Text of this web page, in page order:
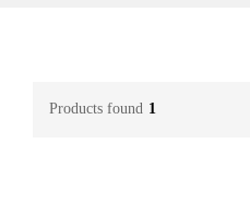
1
Products found